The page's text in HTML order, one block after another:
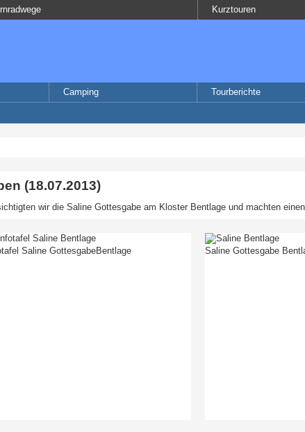
Kurztouren
Camping
Tourberichte
(18.07.2013)
wir die Saline Gottesgabe am Kloster Bentlage und machten
Saline GottesgabeBentlage Saline Gottesgabe